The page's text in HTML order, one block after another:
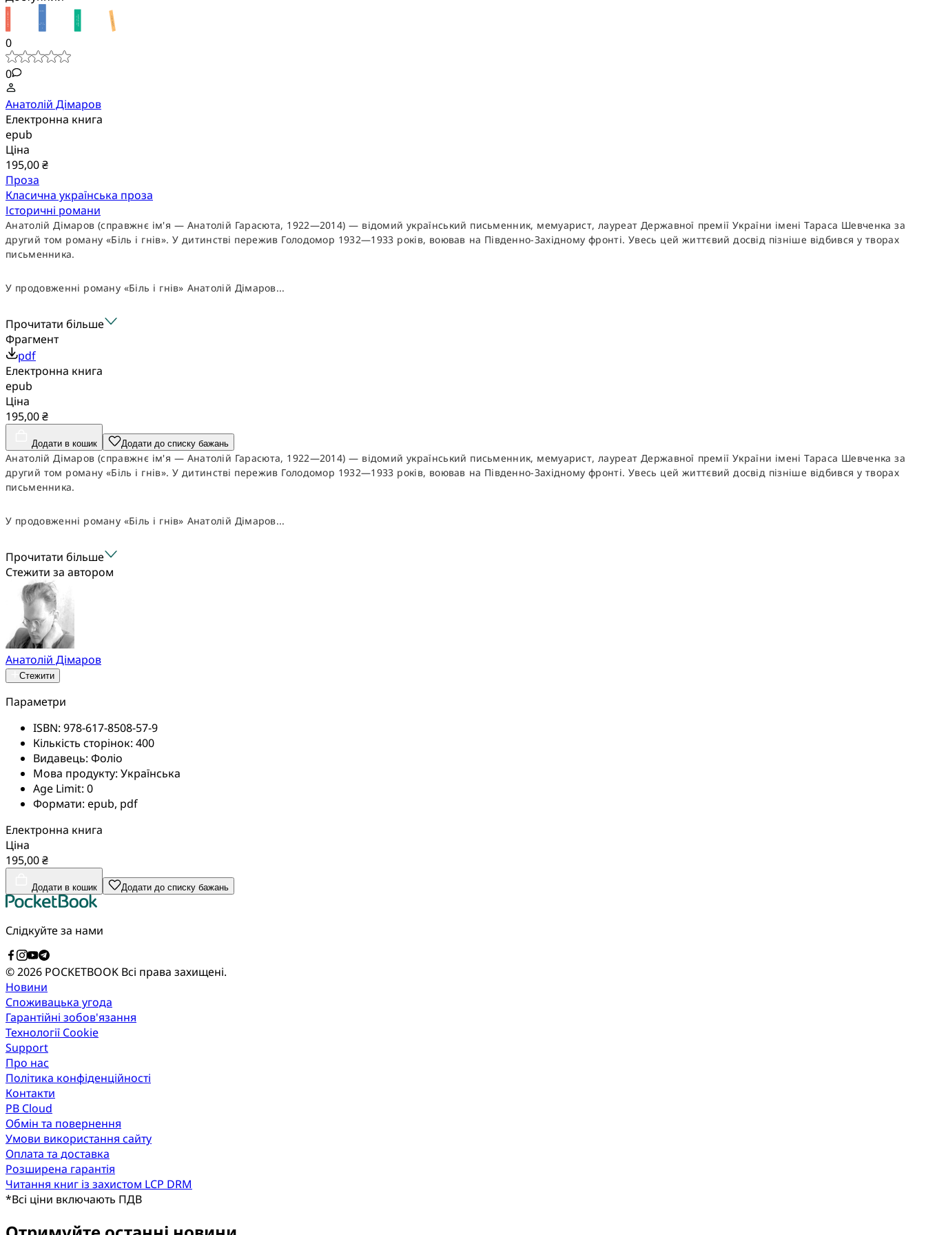
0
0
Анатолій Дімаров
Електронна книга
epub
Ціна
195,00 ₴
Проза
Класична українська проза
Історичні романи
Анатолій Дімаров (справжнє ім'я — Анатолій Гарасюта, 1922—2014) — відомий український письменник, мемуарист, лауреат Державної премії України імені Тараса Шевченка за
другий том роману «Біль і гнів». У дитинстві пережив Голодомор 1932—1933 років, воював на Південно-Західному фронті. Увесь цей життєвий досвід пізніше відбився у творах
письменника.
У продовженні роману «Біль і гнів» Анатолій Дімаров...
Прочитати більше
Фрагмент
pdf
Електронна книга
epub
Ціна
195,00 ₴
Додати в кошик Додати до списку бажань
Анатолій Дімаров (справжнє ім'я — Анатолій Гарасюта, 1922—2014) — відомий український письменник, мемуарист, лауреат Державної премії України імені Тараса Шевченка за
другий том роману «Біль і гнів». У дитинстві пережив Голодомор 1932—1933 років, воював на Південно-Західному фронті. Увесь цей життєвий досвід пізніше відбився у творах
письменника.
У продовженні роману «Біль і гнів» Анатолій Дімаров...
Прочитати більше
Стежити за автором
Анатолій Дімаров
Стежити
Параметри
ISBN: 978-617-8508-57-9
Кількість сторінок: 400
Видавець: Фоліо
Мова продукту: Українська
Age Limit: 0
Формати: epub, pdf
Електронна книга
Ціна
195,00 ₴
Додати в кошик Додати до списку бажань
Слідкуйте за нами
© 2026 POCKETBOOK Всі права захищені.
Новини
Споживацька угода
Гарантійні зобов'язання
Технології Cookie
Support
Про нас
Політика конфіденційності
Контакти
PB Cloud
Обмін та повернення
Умови використання сайту
Оплата та доставка
Розширена гарантія
Читання книг із захистом LCP DRM
*Всі ціни включають ПДВ